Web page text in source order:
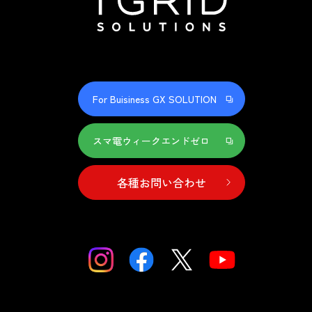
For Buisiness GX SOLUTION
スマ電ウィークエンドゼロ
各種お問い合わせ